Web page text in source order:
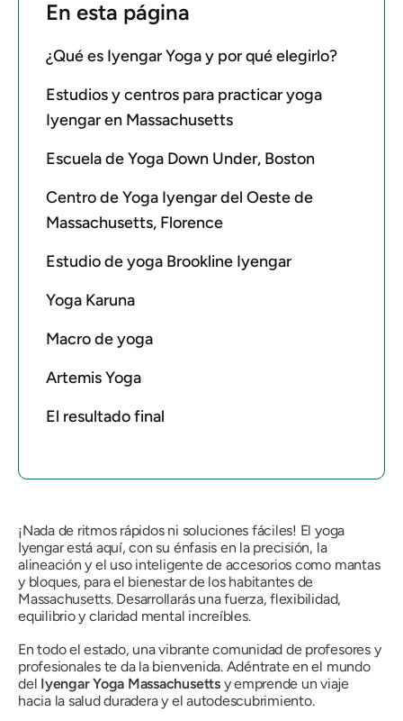
En esta página
¿Qué es Iyengar Yoga y por qué elegirlo?
Estudios y centros para practicar yoga
Iyengar en Massachusetts
Escuela de Yoga Down Under, Boston
Centro de Yoga Iyengar del Oeste de
Massachusetts, Florence
Estudio de yoga Brookline Iyengar
Yoga Karuna
Macro de yoga
Artemis Yoga
El resultado final
¡Nada de ritmos rápidos ni soluciones fáciles! El yoga
Iyengar está aquí, con su énfasis en la precisión, la
alineación y el uso inteligente de accesorios como mantas
y bloques, para el bienestar de los habitantes de
Massachusetts. Desarrollarás una fuerza, flexibilidad,
equilibrio y claridad mental increíbles.
En todo el estado, una vibrante comunidad de profesores y
profesionales te da la bienvenida. Adéntrate en el mundo
del Iyengar Yoga Massachusettsy emprende un viaje
hacia la salud duradera y el autodescubrimiento.